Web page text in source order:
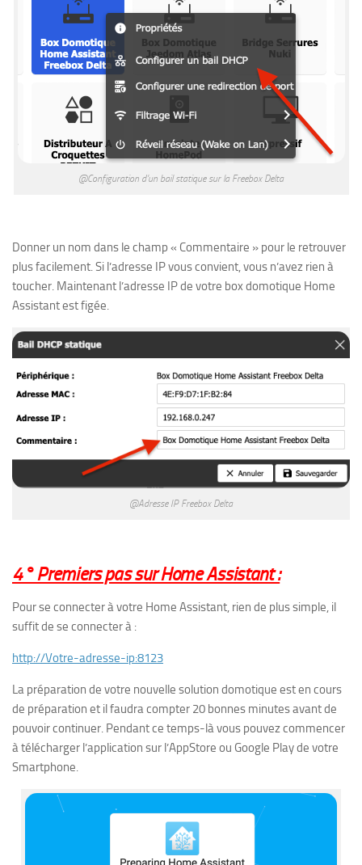
@Configuration d’un bail statique sur la Freebox Delta
Donner un nom dans le champ « Commentaire » pour le retrouver
plus facilement. Si l’adresse IP vous convient, vous n’avez rien à
toucher. Maintenant l’adresse IP de votre box domotique Home
Assistant est figée.
@Adresse IP Freebox Delta
4° Premiers pas sur Home Assistant :
Pour se connecter à votre Home Assistant, rien de plus simple, il
suffit de se connecter à :
http://Votre-adresse-ip:8123
La préparation de votre nouvelle solution domotique est en cours
de préparation et il faudra compter 20 bonnes minutes avant de
pouvoir continuer. Pendant ce temps-là vous pouvez commencer
à télécharger l’application sur l’AppStore ou Google Play de votre
Smartphone.